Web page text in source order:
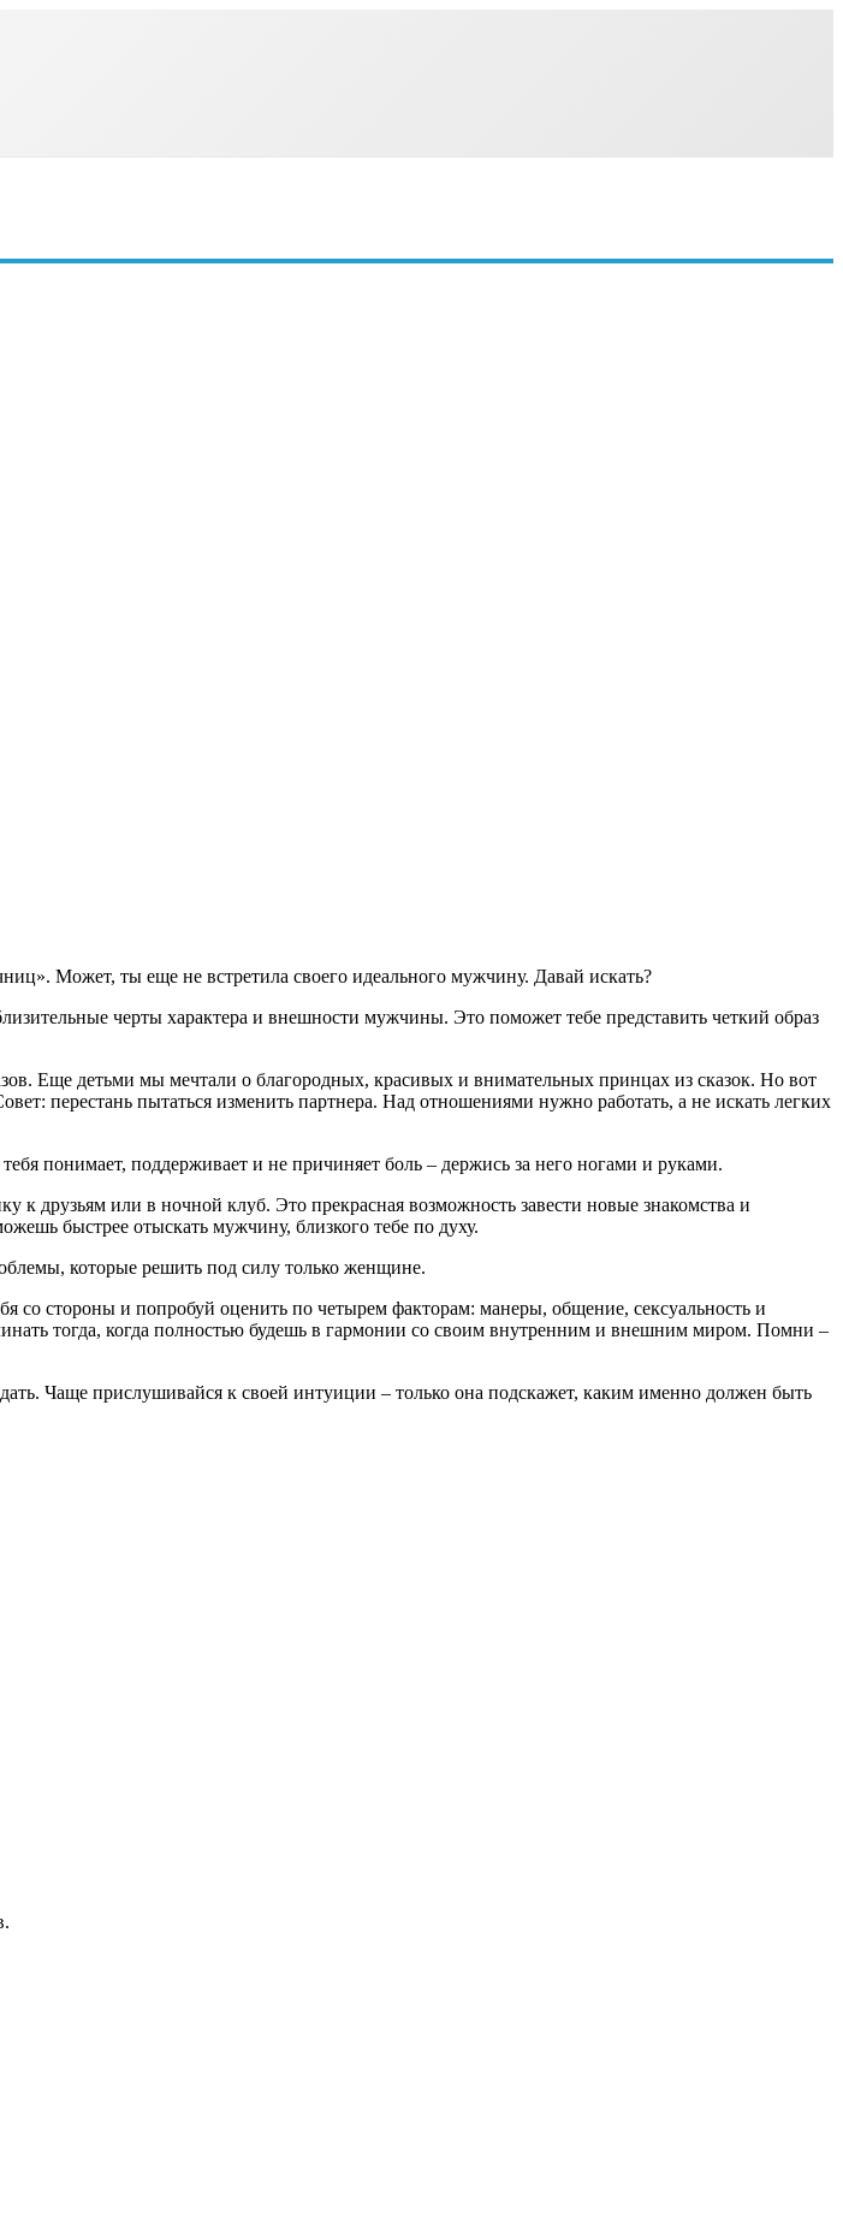
Может, ты еще не встретила своего идеального мужчину. Давай искать?
черты характера и внешности мужчины. Это поможет тебе представить четкий образ
Еще детьми мы мечтали о благородных, красивых и внимательных принцах из сказок. Но вот
перестань пытаться изменить партнера. Над отношениями нужно работать, а не искать легких
понимает, поддерживает и не причиняет боль – держись за него ногами и руками.
друзьям или в ночной клуб. Это прекрасная возможность завести новые знакомства и
быстрее отыскать мужчину, близкого тебе по духу.
которые решить под силу только женщине.
стороны и попробуй оценить по четырем факторам: манеры, общение, сексуальность и
тогда, когда полностью будешь в гармонии со своим внутренним и внешним миром. Помни –
Чаще прислушивайся к своей интуиции – только она подскажет, каким именно должен быть